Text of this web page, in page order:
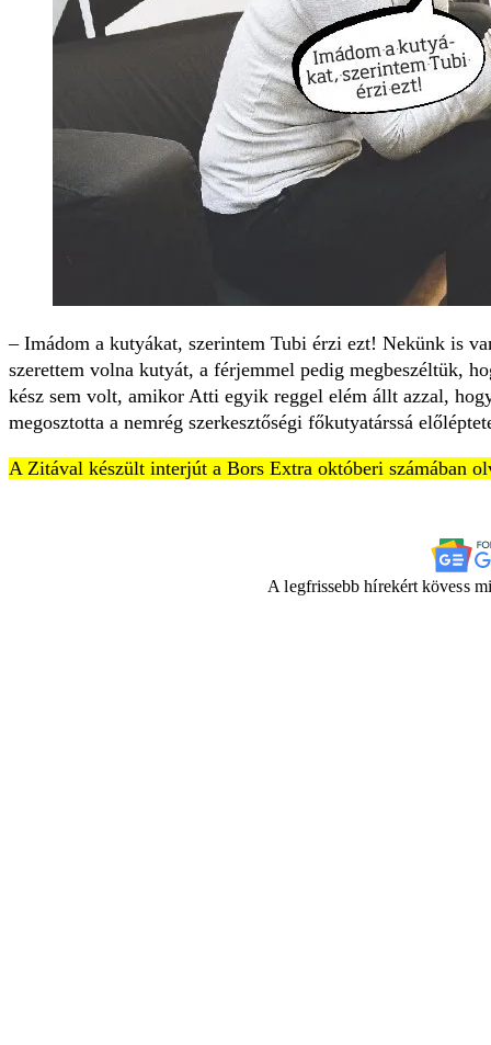
– Imádom a kutyákat, szerintem Tubi érzi ezt! Nekünk is
szerettem volna kutyát, a férjemmel pedig megbeszéltük,
kész sem volt, amikor Atti egyik reggel elém állt azzal,
megosztotta a nemrég szerkesztőségi főkutyatárssá
A Zitával készült interjút a Bors Extra októberi számában
A legfrissebb hírekért kövess